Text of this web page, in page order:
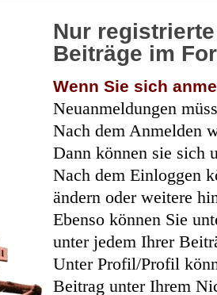
Nur
Beiträge im
Wenn Sie sich
Neuanmeldungen
Nach dem Anmelden
Dann können sie sich
Nach dem Einloggen
ändern oder weitere
Ebenso können Sie
unter jedem Ihrer
Unter Profil/Profil
Beitrag unter Ihrem